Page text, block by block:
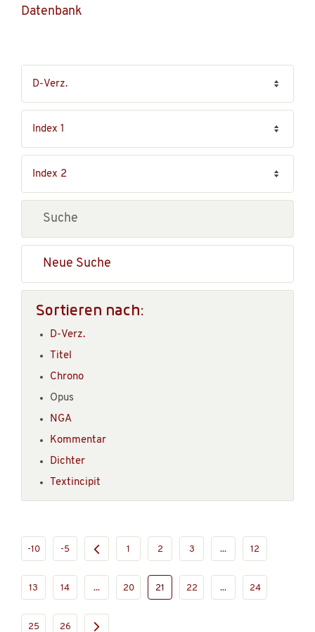
Datenbank
Neue Suche
Sortieren nach:
D-Verz.
Titel
Chrono
Opus
NGA
Kommentar
Dichter
Textincipit
-10 -5 1 2 3 ... 12
13 14 ... 20 21 22 ... 24
25 26